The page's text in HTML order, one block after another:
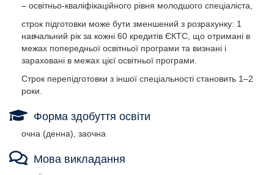
– освітньо-кваліфікаційного рівня молодшого спеціаліста,
строк підготовки може бути зменшений з розрахунку: 1
навчальний рік за кожні 60 кредитів ЄКТС, що отримані в
межах попередньої освітньої програми та визнані і
зараховані в межах цієї освітньої програми.
Строк перепідготовки з іншої спеціальності становить 1–2
роки.
Форма здобуття освіти
очна (денна), заочна
Мова викладання